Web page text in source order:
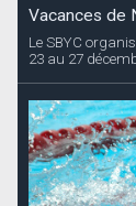
Vacances de
Le SBYC
23 au 27